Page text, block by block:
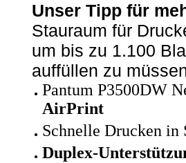
Unser Tipp für
Stauraum für
um bis zu 1.100
auffüllen zu
Pantum P3500DW
AirPrint
Schnelle Drucken in
Duplex-